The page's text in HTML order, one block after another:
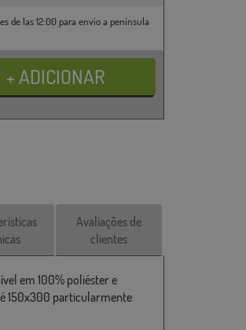
de las 12:00 para envío a península
Avaliações de
clientes
em 100% poliéster e
150x300 particularmente